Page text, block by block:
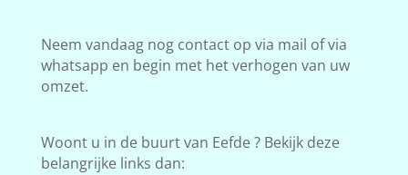
Neem vandaag nog contact op via mail of via
whatsapp en begin met het verhogen van uw
omzet.
Woont u in de buurt van Eefde ? Bekijk deze
belangrijke links dan: